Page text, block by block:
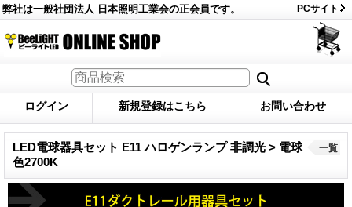
弊社は一般社団法人 日本照明工業会の正会員です。 PCサイト
ログイン 新規登録はこちら お問い合わせ
LED電球器具セット E11 ハロゲンランプ 非調光 > 電球
色2700K
一覧